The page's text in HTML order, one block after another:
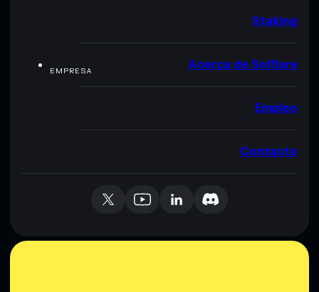
Staking
EMPRESA Acerca de Solflare
Empleo
Contacto